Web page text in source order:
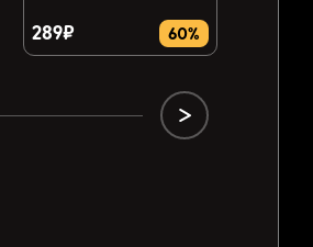
289₽ 60%